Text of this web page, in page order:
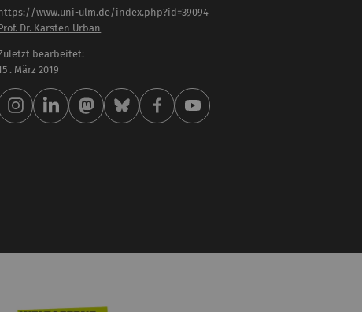
www.uni-ulm.de/index.php?id=39094
Dr. Karsten Urban
bearbeitet:
. März 2019